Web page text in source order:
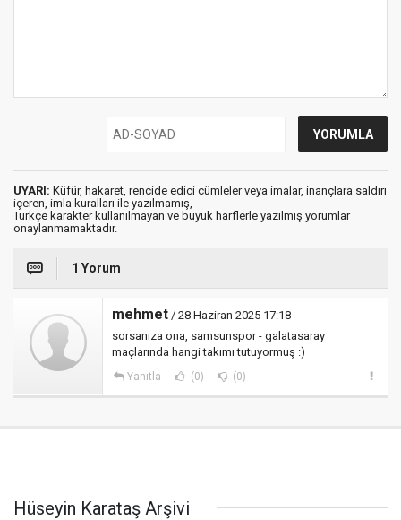
UYARI: Küfür, hakaret, rencide edici cümleler veya imalar, inançlara saldırı
içeren, imla kuralları ile yazılmamış,
Türkçe karakter kullanılmayan ve büyük harflerle yazılmış yorumlar
onaylanmamaktadır.
1 Yorum
mehmet / 28 Haziran 2025 17:18
sorsanıza ona, samsunspor - galatasaray
maçlarında hangi takımı tutuyormuş :)
Yanıtla (0) (0)
Hüseyin Karataş Arşivi